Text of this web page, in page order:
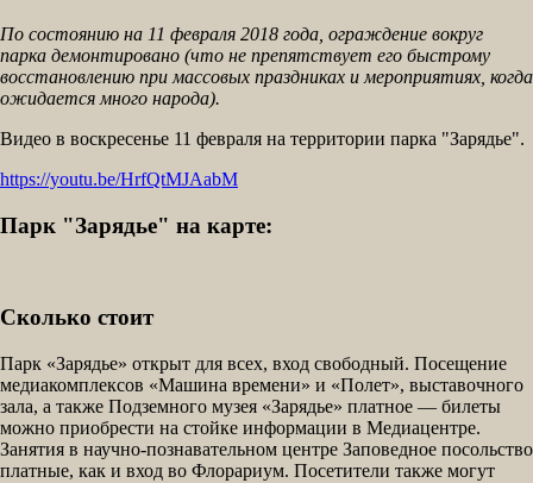
По состоянию на 11 февраля 2018 года, ограждение вокруг
парка демонтировано (что не препятствует его быстрому
восстановлению при массовых праздниках и мероприятиях, когда
ожидается много народа).
Видео в воскресенье 11 февраля на территории парка "Зарядье".
https://youtu.be/HrfQtMJAabM
Парк "Зарядье" на карте:
Сколько стоит
Парк «Зарядье» открыт для всех, вход свободный. Посещение
медиакомплексов «Машина времени» и «Полет», выставочного
зала, а также Подземного музея «Зарядье» платное — билеты
можно приобрести на стойке информации в Медиацентре.
Занятия в научно-познавательном центре Заповедное посольство
платные, как и вход во Флорариум. Посетители также могут